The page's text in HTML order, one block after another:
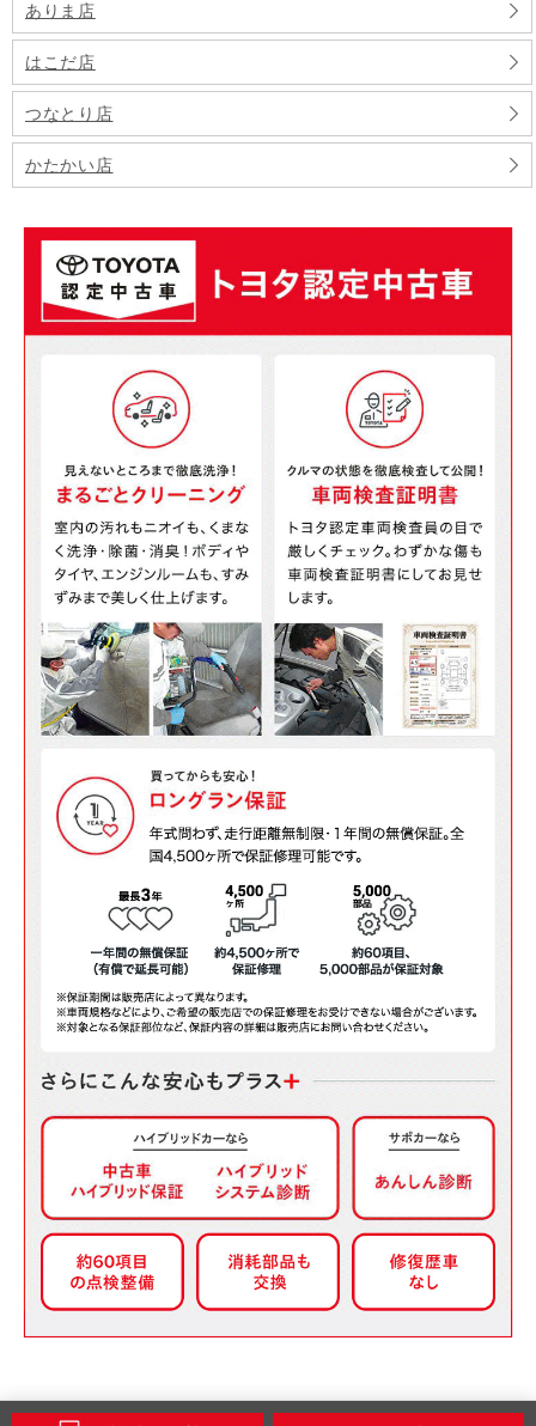
ありま店
はこだ店
つなとり店
かたかい店